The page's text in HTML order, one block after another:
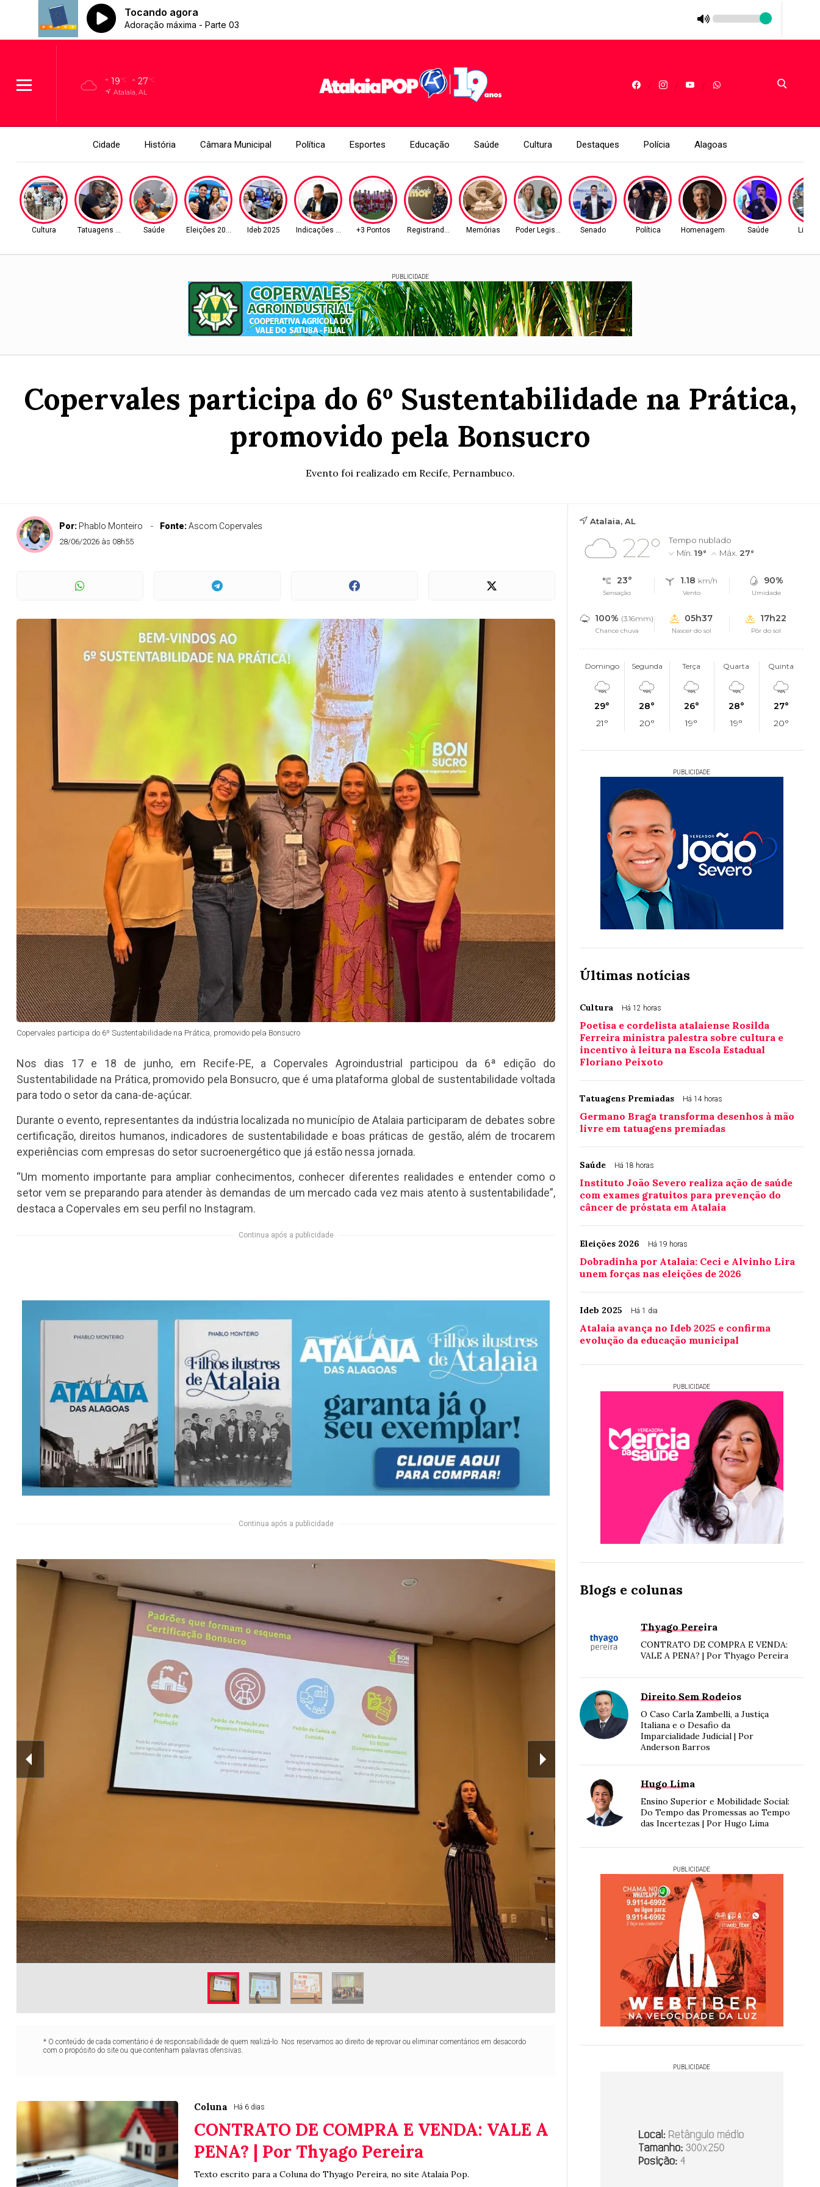
19°C 27°C
Atalaia, AL
Cidade História Câmara Municipal Política Esportes Educação Saúde Cultura Destaques Polícia Alagoas
Cultura Tatuagens PremiadasSaúde Eleições 2026 Ideb 2025 Indicações Aprovadas+3 Pontos Registrando Amor!Memórias Poder Legislativo Senado Política Homenagem Saúde Liga
PUBLICIDADE
Copervales participa do 6º Sustentabilidade na Prática,
promovido pela Bonsucro
Evento foi realizado em Recife, Pernambuco.
Por: Phablo Monteiro Fonte:Ascom Copervales
28/06/2026 às 08h55
Copervales participa do 6º Sustentabilidade na Prática, promovido pela Bonsucro
Nos dias 17 e 18 de junho, em Recife-PE, a Copervales Agroindustrial participou da 6ª edição do
Sustentabilidade na Prática, promovido pela Bonsucro, que é uma plataforma global de sustentabilidade voltada
para todo o setor da cana-de-açúcar.
Durante o evento, representantes da indústria localizada no município de Atalaia participaram de debates sobre
certificação, direitos humanos, indicadores de sustentabilidade e boas práticas de gestão, além de trocarem
experiências com empresas do setor sucroenergético que já estão nessa jornada.
“Um momento importante para ampliar conhecimentos, conhecer diferentes realidades e entender como o
setor vem se preparando para atender às demandas de um mercado cada vez mais atento à sustentabilidade”,
destaca a Copervales em seu perfil no Instagram.
Continua após a publicidade
Continua após a publicidade
* O conteúdo de cada comentário é de responsabilidade de quem realizá-lo. Nos reservamos ao direito de reprovar ou eliminar comentários em desacordo
com o propósito do site ou que contenham palavras ofensivas.
Coluna Há 6 dias
CONTRATO DE COMPRA E VENDA: VALE A
PENA? | Por Thyago Pereira
Texto escrito para a Coluna do Thyago Pereira, no site Atalaia Pop.
Atalaia, AL
22°
Tempo nublado
Mín. 19° Máx. 27°
23°
Sensação
1.18 km/h
Vento
90%
Umidade
100% (3.16mm)
Chance chuva
05h37
Nascer do sol
17h22
Pôr do sol
Domingo
29°
21°
Segunda
28°
20°
Terça
26°
19°
Quarta
28°
19°
Quinta
27°
20°
PUBLICIDADE
Últimas notícias
Cultura Há 12 horas
Poetisa e cordelista atalaiense Rosilda
Ferreira ministra palestra sobre cultura e
incentivo à leitura na Escola Estadual
Floriano Peixoto
Tatuagens Premiadas Há 14 horas
Germano Braga transforma desenhos à mão
livre em tatuagens premiadas
Saúde Há 18 horas
Instituto João Severo realiza ação de saúde
com exames gratuitos para prevenção do
câncer de próstata em Atalaia
Eleições 2026 Há 19 horas
Dobradinha por Atalaia: Ceci e Alvinho Lira
unem forças nas eleições de 2026
Ideb 2025 Há 1 dia
Atalaia avança no Ideb 2025 e confirma
evolução da educação municipal
PUBLICIDADE
Blogs e colunas
Thyago Pereira
CONTRATO DE COMPRA E VENDA:
VALE A PENA? | Por Thyago Pereira
Direito Sem Rodeios
O Caso Carla Zambelli, a Justiça
Italiana e o Desafio da
Imparcialidade Judicial | Por
Anderson Barros
Hugo Lima
Ensino Superior e Mobilidade Social:
Do Tempo das Promessas ao Tempo
das Incertezas | Por Hugo Lima
PUBLICIDADE
PUBLICIDADE